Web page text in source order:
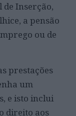
de Inserção,
a pensão
ou de
prestações
um
e isto inclui
direito aos